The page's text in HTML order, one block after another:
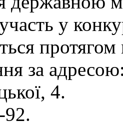
у
протягом
за
4.
92.